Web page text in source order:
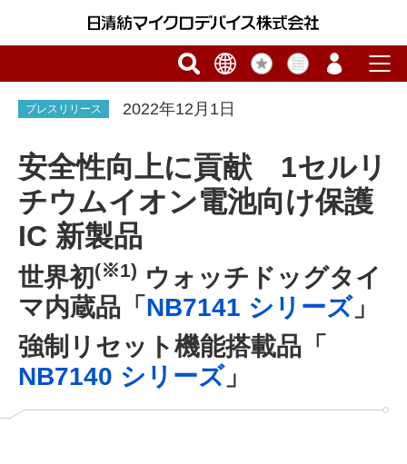
プレスリリース 2022年12月1日
安全性向上に貢献 1セルリ
チウムイオン電池向け保護
IC 新製品
世界初 (※1) ウォッチドッグタイ
マ内蔵品「 NB7141 シリーズ」
強制リセット機能搭載品「
NB7140 シリーズ」